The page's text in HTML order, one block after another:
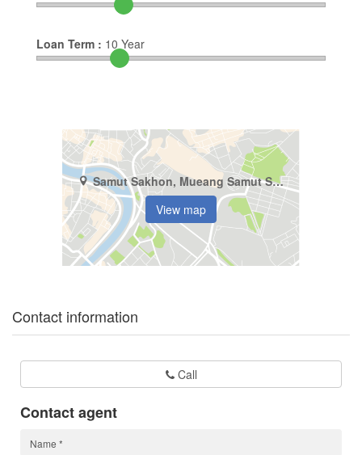
Loan Term : 10 Year
Samut Sakhon, Mueang Samut Sakhon, Khok Kham
View map
Contact information
Call
Contact agent